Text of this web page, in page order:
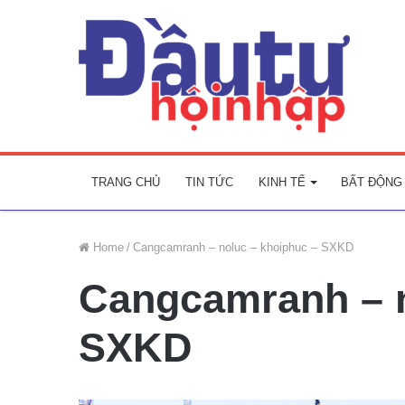
TRANG CHỦ TIN TỨC KINH TẾ BẤT
Home / Cangcamranh – noluc – khoiphuc – SXKD
Cangcamranh –
SXKD